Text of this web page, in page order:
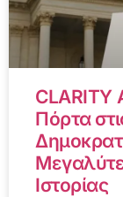
CLARITY
Πόρτα
Ιστορίας